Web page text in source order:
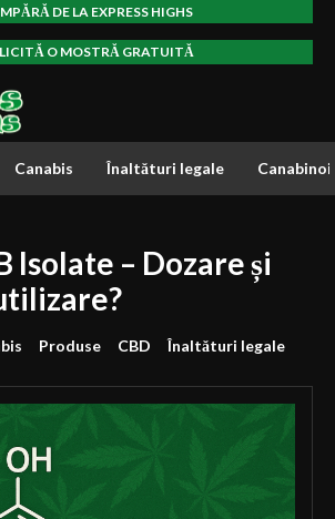
DE LA EXPRESS HIGHS
O MOSTRĂ GRATUITĂ
Canabis Înaltături legale
Isolate – Dozare și
Produse CBD Înaltături legale